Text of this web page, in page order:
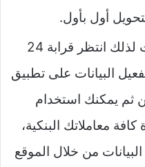
أول بأول.
سيتم تسجيل تلك البيانات لذلك انتظر قرابة 24
البيانات على تطبيق
ثم يمكنك استخدام
معاملاتك البنكية،
من خلال الموقع